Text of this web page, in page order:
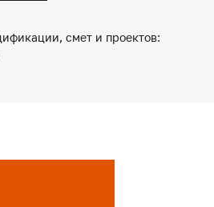
смет и проектов: